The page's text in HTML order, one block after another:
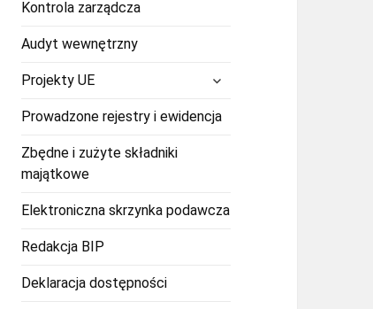
Kontrola zarządcza
Audyt wewnętrzny
Projekty UE
potomne
Prowadzone rejestry i ewidencja
Zbędne i zużyte składniki
majątkowe
Elektroniczna skrzynka podawcza
Redakcja BIP
Deklaracja dostępności